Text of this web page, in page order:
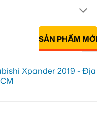
SẢN PHẨM MỚI
Xpander 2019 - Địa